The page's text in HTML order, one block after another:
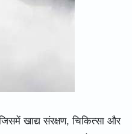
खाद्य संरक्षण, चिकित्सा और